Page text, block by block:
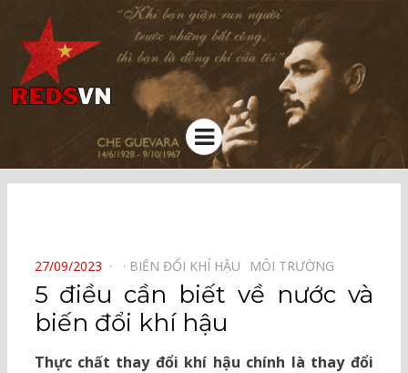
Kênh chia sẻ tri thức cộng đồng
Menu
POSTED
ON
27/09/2023 BIẾN ĐỔI KHÍ HẬU⠀ MÔI TRƯỜNG⠀
5 điều cần biết về nước và
biến đổi khí hậu
Thực chất thay đổi khí hậu chính là thay đổi